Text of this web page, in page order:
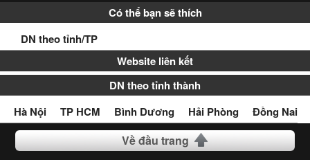
Có thể bạn sẽ thích
DN theo tỉnh/TP
Website liên kết
DN theo tỉnh thành
Hà Nội
TP HCM Bình Dương Hải Phòng Đồng Nai
Về đầu trang